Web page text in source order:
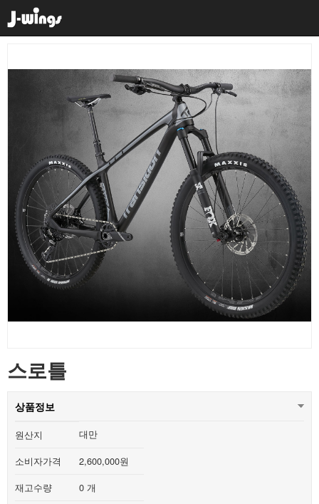
스로틀
상품정보
원산지
대만
소비자가격
2,600,000원
재고수량
0 개